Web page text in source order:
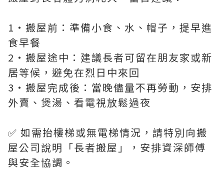
1・搬屋前：準備小食、水、帽子，提早進
食早餐
2・搬屋途中：建議長者可留在朋友家或新
居等候，避免在烈日中來回
3・搬屋完成後：當晚儘量不再勞動，安排
外賣、煲湯、看電視放鬆過夜
✅ 如需抬樓梯或無電梯情況，請特別向搬
屋公司說明「長者搬屋」，安排資深師傅
與安全協調。